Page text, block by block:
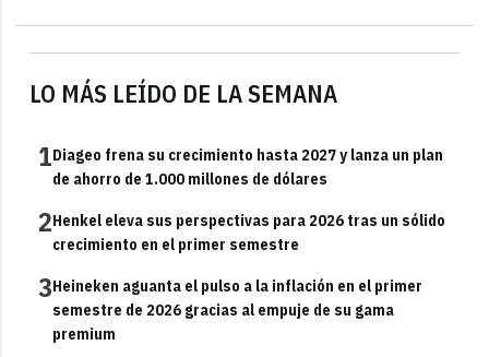
LO MÁS LEÍDO DE LA SEMANA
1Diageo frena su crecimiento hasta 2027 y lanza un plan
de ahorro de 1.000 millones de dólares
2Henkel eleva sus perspectivas para 2026 tras un sólido
crecimiento en el primer semestre
3Heineken aguanta el pulso a la inflación en el primer
semestre de 2026 gracias al empuje de su gama
premium